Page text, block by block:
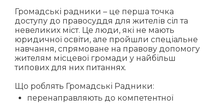
Громадські радники – це перша точка
доступу до правосуддя для жителів сіл та
невеликих міст. Це люди, які не мають
юридичної освіти, але пройшли спеціальне
навчання, спрямоване на правову допомогу
жителям місцевої громади у найбільш
типових для них питаннях.
Що роблять Громадські Радники:
перенаправляють до компетентної